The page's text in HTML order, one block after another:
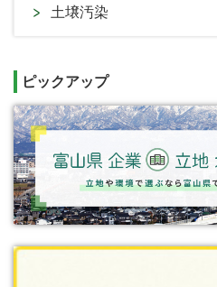
土壌汚染
ピックアップ